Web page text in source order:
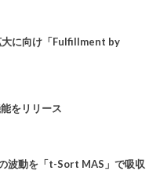
大に向け「Fulfillment by
をリリース
波動を「t-Sort MAS」で吸収